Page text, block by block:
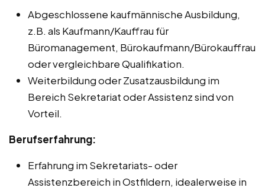
Abgeschlossene kaufmännische Ausbildung,
z.B. als Kaufmann/Kauffrau für
Büromanagement, Bürokaufmann/Bürokauffrau
oder vergleichbare Qualifikation.
Weiterbildung oder Zusatzausbildung im
Bereich Sekretariat oder Assistenz sind von
Vorteil.
Berufserfahrung:
Erfahrung im Sekretariats- oder
Assistenzbereich in Ostfildern, idealerweise in